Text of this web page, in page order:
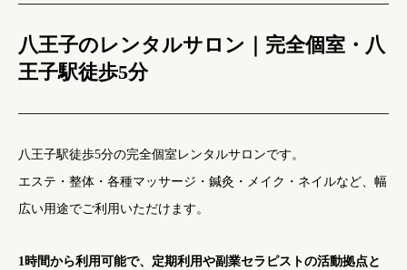
八王子のレンタルサロン｜完全個室・八
王子駅徒歩5分
八王子駅徒歩5分の完全個室レンタルサロンです。
エステ・整体・各種マッサージ・鍼灸・メイク・ネイルなど、幅
広い用途でご利用いただけます。
1時間から利用可能で、定期利用や副業セラピストの活動拠点と